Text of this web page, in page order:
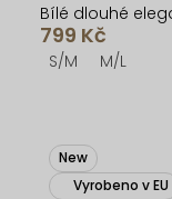
Bílé dlouhé
799 Kč
S/M M/L
New
Vyrobeno v EU